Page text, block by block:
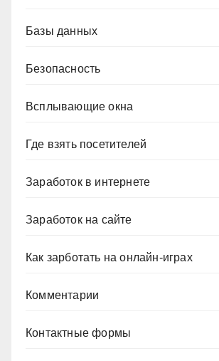
Базы данных
Безопасность
Всплывающие окна
Где взять посетителей
Заработок в интернете
Заработок на сайте
Как зарботать на онлайн-играх
Комментарии
Контактные формы